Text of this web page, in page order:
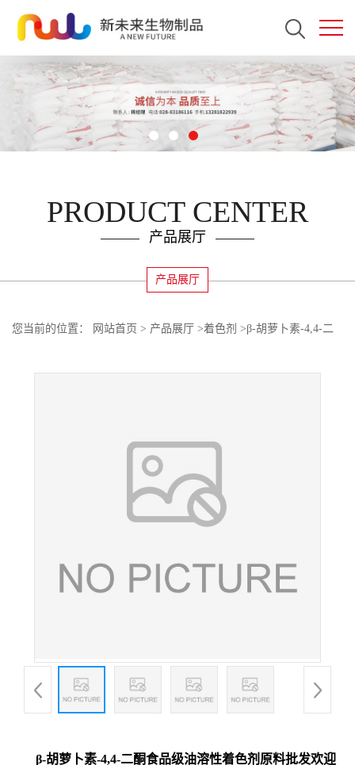
PRODUCT CENTER
产品展厅
产品展厅
您当前的位置： 网站首页 > 产品展厅 >着色剂 >β-胡萝卜素-4,4-二
β-胡萝卜素-4,4-二酮食品级油溶性着色剂原料批发欢迎